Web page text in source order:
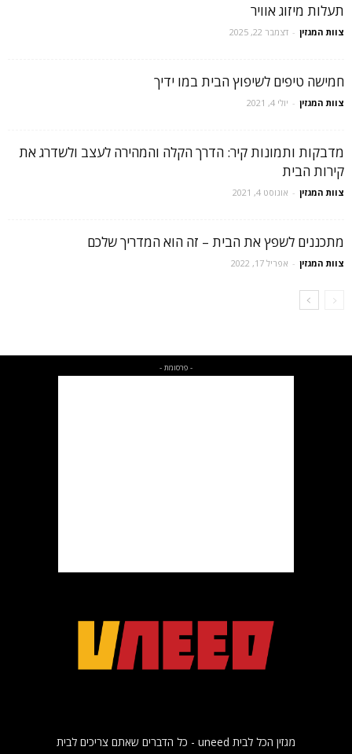
תעלות מיזוג אוויר
צוות המגזין - דצמבר 22, 2025
חמישה טיפים לשיפוץ הבית במו ידיך
צוות המגזין - יולי 4, 2021
מדבקות ותמונות קיר: הדרך הקלה והמהירה לעצב ולשדרג את
קירות הבית
צוות המגזין - אוגוסט 4, 2021
מתכננים לשפץ את הבית – זה הוא המדריך שלכם
צוות המגזין - אפריל 17, 2022
- פרסומת -
מגזין הכל לבית uneed - כל הדברים שאתם צריכים לבית